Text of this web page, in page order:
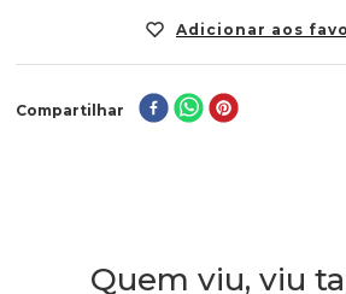
Compartilhar
Quem viu, viu